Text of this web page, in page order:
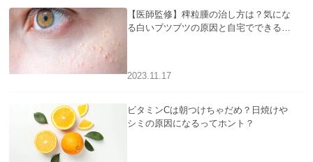
【医師監修】稗粒腫の治し方は？気にな
る白いブツブツの原因と自宅でできるケ
2023.11.17
ビタミンCは朝つけちゃだめ？日焼けや
シミの原因になるってホント？